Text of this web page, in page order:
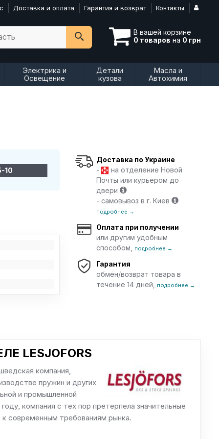
Доставка и оплата Гарантия и возврат Контакты
В вашей корзине
0 товаров на 0 грн
Электрика и
Освещение
Детали
кузова
Масла и
Автохимия
10
Доставка по Украине
-
на отделение Новой
Почты или курьером до
двери
- самовывоз в г. Киев
подробнее →
Оплата при получении
или другим удобным
способом,
подробнее →
Гарантия
обмен/возврат товара в
течение 14 дней,
подробнее →
LESJOFORS
компания,
пружин и других
и промышленной
компания с тех пор претерпела значительные
к современным требованиям рынка.